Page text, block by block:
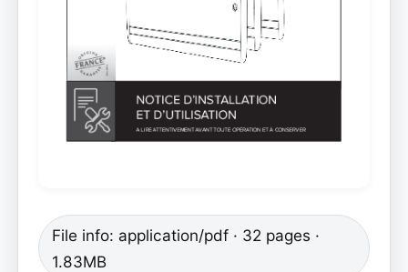
File info: application/pdf · 32 pages ·
1.83MB